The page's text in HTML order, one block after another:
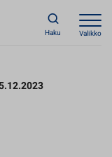
Haku Valikko